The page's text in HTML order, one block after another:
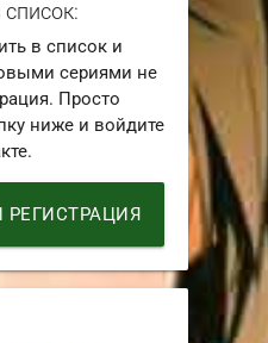
в список и
сериями не
Просто
ниже и войдите
РЕГИСТРАЦИЯ